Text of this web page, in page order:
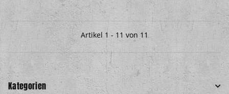
Artikel 1 - 11 von 11
Kategorien